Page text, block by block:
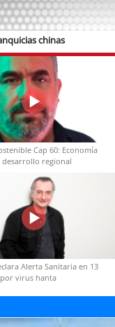
chinas
Cap 60: Economía
desarrollo regional
Alerta Sanitaria en 13
virus hanta